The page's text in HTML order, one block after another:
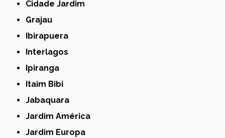
Cidade Jardim
Grajau
Ibirapuera
Interlagos
Ipiranga
Itaim Bibi
Jabaquara
Jardim América
Jardim Europa